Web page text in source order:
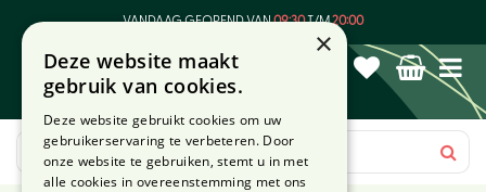
VANDAAG GEOPEND VAN09:30T/M20:00
×
Deze website maakt
gebruik van cookies.
Deze website gebruikt cookies om uw
gebruikerservaring te verbeteren. Door
onze website te gebruiken, stemt u in met
alle cookies in overeenstemming met ons